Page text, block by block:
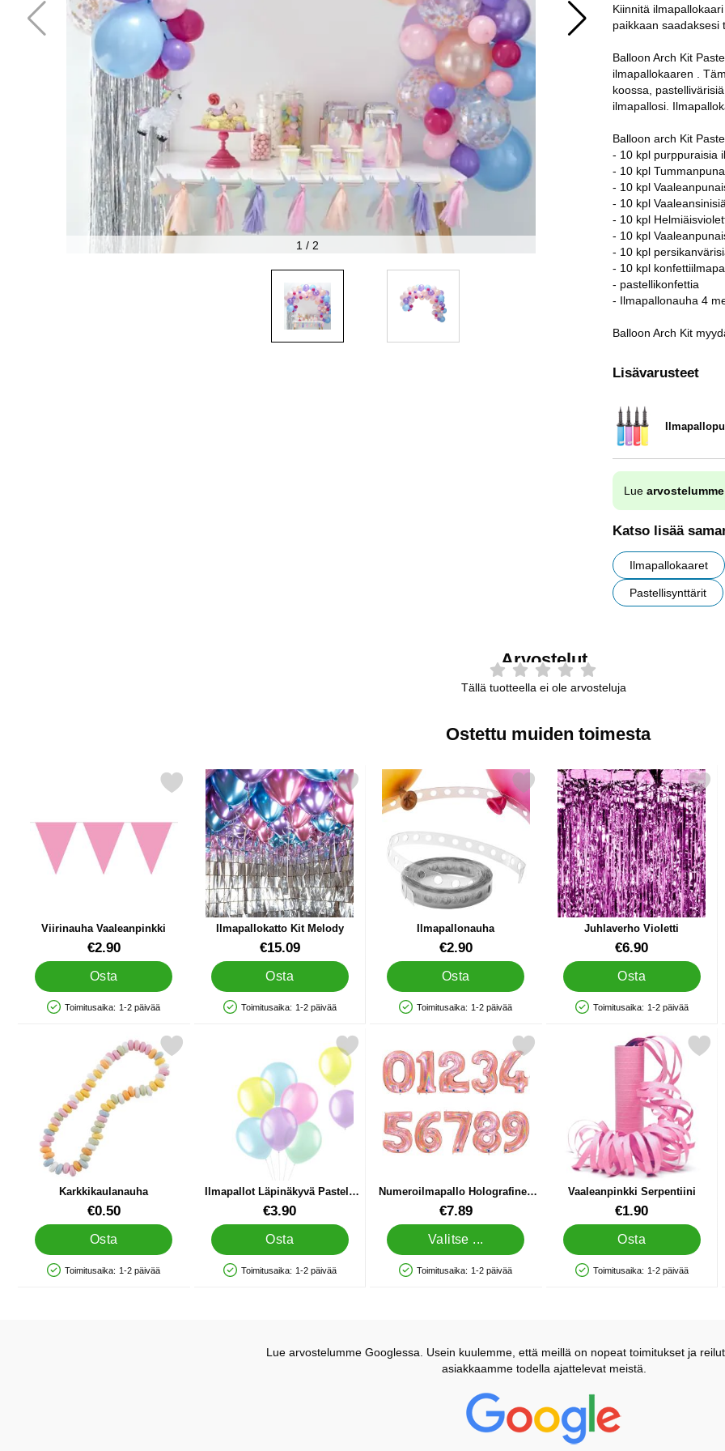
1 / 2
Kiinnitä
paikkaan saadaksesi
Balloon Arch Kit
ilmapallokaaren .
koossa,
ilmapallosi.
Balloon arch Kit
- 10 kpl purppuraisia
- 10 kpl
- 10 kpl
- 10 kpl
- 10 kpl
- 10 kpl
- 10 kpl
- 10 kpl
- pastellikonfettia
- Ilmapallonauha 4
Balloon Arch Kit
Lisävarusteet
Tuote.nro 9838
Lue arvostelumme
Katso lisää
Ilmapallokaaret
Pastellisynttärit
Arvostelut
Tällä tuotteella ei ole arvosteluja
Ostettu muiden toimesta
Viirinauha Vaaleanpinkki
Tuote.nro 9978€2.90
Osta
Saatavuus: Varastossa
Toimitusaika: 1-2 päivää
Merkitse viirinauha Vaaleanpinkki suosikiksi
Ilmapallokatto Kit Melody
Tuote.nro 45126€15.09
Osta
Saatavuus: Varastossa
Toimitusaika: 1-2 päivää
Merkitse ilmapallokatto Kit Melody suosikiksi
Ilmapallonauha
Tuote.nro 21211€2.90
Osta
Saatavuus: Varastossa
Toimitusaika: 1-2 päivää
Merkitse ilmapallonauha suosikiksi
Juhlaverho Violetti
Tuote.nro 33137€6.90
Osta
Saatavuus: Varastossa
Toimitusaika: 1-2 päivää
Merkitse juhlaverho
Karkkikaulanauha
Tuote.nro 10739€0.50
Osta
Saatavuus: Varastossa
Toimitusaika: 1-2 päivää
Merkitse karkkikaulanauha suosikiksi
Ilmapallot Läpinäkyvä Pastelli
Valikoima
Tuote.nro 33347€3.90
Osta
Saatavuus: Varastossa
Toimitusaika: 1-2 päivää
Merkitse ilmapallot Läpinäkyvä Pastelli Valikoima suosikiksi
Numeroilmapallo Holografinen
Kimalle Ruusukulta Viisi
Tuote.nro 20298€7.89
Valitse ...
Saatavuus: Varastossa
Toimitusaika: 1-2 päivää
Merkitse numeroilmapallo Holografinen Kimalle Ruusukulta Viisi suosikiksi
Vaaleanpinkki Serpentiini
Tuote.nro 12509€1.90
Osta
Saatavuus: Varastossa
Toimitusaika: 1-2 päivää
Merkitse vaaleanpinkki
Lue arvostelumme Googlessa. Usein kuulemme, että meillä on nopeat toimitukset ja
asiakkaamme todella ajattelevat meistä.
Prisjakt Arvostelu: 4.7 Tähdet